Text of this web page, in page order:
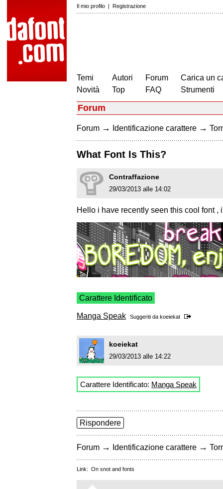
Il mio profilo | Registrazione
Temi
Novità
Autori
Top
Forum
FAQ
Carica un
Strumenti
Forum
Forum → Identificazione carattere →
What Font Is This?
Contraffazione
29/03/2013 alle 14:02
Hello i have recently seen this cool font ,
Carattere Identificato
Manga Speak Suggeriti da koeiekat
koeiekat
29/03/2013 alle 14:22
Carattere Identificato: Manga Speak
Rispondere
Forum → Identificazione carattere →
Link: On snot and fonts